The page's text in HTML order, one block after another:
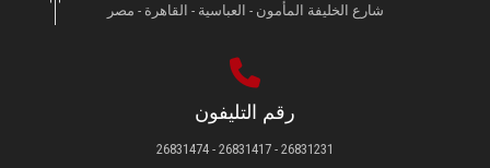
شارع الخليفة المأمون - العباسية - القاهرة - مصر
رقم التليفون
26831231 - 26831417 - 26831474